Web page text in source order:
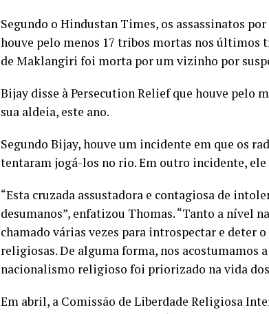
Segundo o Hindustan Times, os assassinatos
houve pelo menos 17 tribos mortas nos últimos
de Maklangiri foi morta por um vizinho por
Bijay disse à Persecution Relief que houve pelo
sua aldeia, este ano.
Segundo Bijay, houve um incidente em que os
tentaram jogá-los no rio. Em outro incidente,
“Esta cruzada assustadora e contagiosa de
desumanos”, enfatizou Thomas. “Tanto a nível
chamado várias vezes para introspectar e deter
religiosas. De alguma forma, nos acostumamos
nacionalismo religioso foi priorizado na vida dos
Em abril, a Comissão de Liberdade Religiosa